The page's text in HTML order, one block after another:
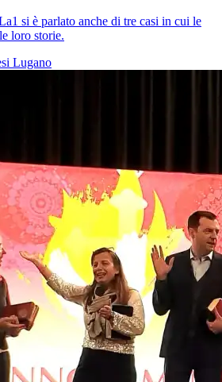
si è parlato anche di tre casi in cui le
loro storie.
Lugano